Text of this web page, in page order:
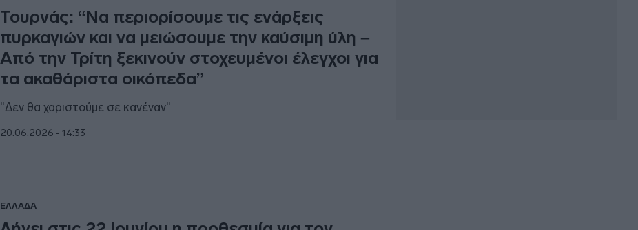
Τουρνάς: “Να περιορίσουμε τις ενάρξεις
πυρκαγιών και να μειώσουμε την καύσιμη ύλη –
Από την Τρίτη ξεκινούν στοχευμένοι έλεγχοι για
τα ακαθάριστα οικόπεδα”
"Δεν θα χαριστούμε σε κανέναν"
20.06.2026 - 14:33
ΕΛΛΑΔΑ